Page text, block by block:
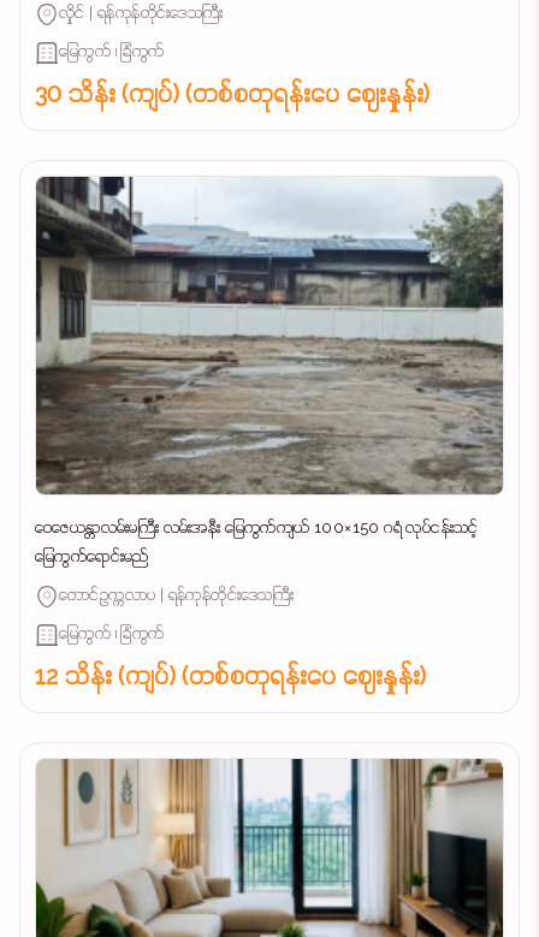
လှိုင် | ရန်ကုန်တိုင်းဒေသကြီး
မြေကွက် ၊ ခြံကွက်
30 သိန်း (ကျပ်) (တစ်စတုရန်းပေ ဈေးနှုန်း)
ဝေဇေယန္တာလမ်းမကြီး လမ်းအနီး မြေကွက်ကျယ် 100×150 ဂရံ လုပ်ငန်းသင့်
မြေကွက်ရောင်းမည်
တောင်ဥက္ကလာပ | ရန်ကုန်တိုင်းဒေသကြီး
မြေကွက် ၊ ခြံကွက်
12 သိန်း (ကျပ်) (တစ်စတုရန်းပေ ဈေးနှုန်း)